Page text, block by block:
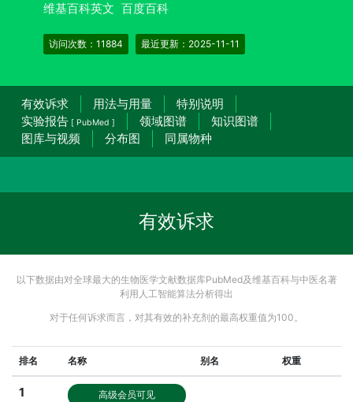
维基百科英文 百度百科
访问次数：11884 最近更新：2025-11-11
有效诉求 用法与用量
特别说明
实验报告 [ PubMed ] 领域图谱
知识图谱
图库与视频
分布图 同属物种
有效诉求
以下数据由对全球最大的生物医学文献数据库PubMed及维基百科与中医名著
利用人工智能算法分析得出
对于任何诉求而言，对其有效的补充剂的最高权重值为100。
排名 名称 别名 权重
1 高级会员可见